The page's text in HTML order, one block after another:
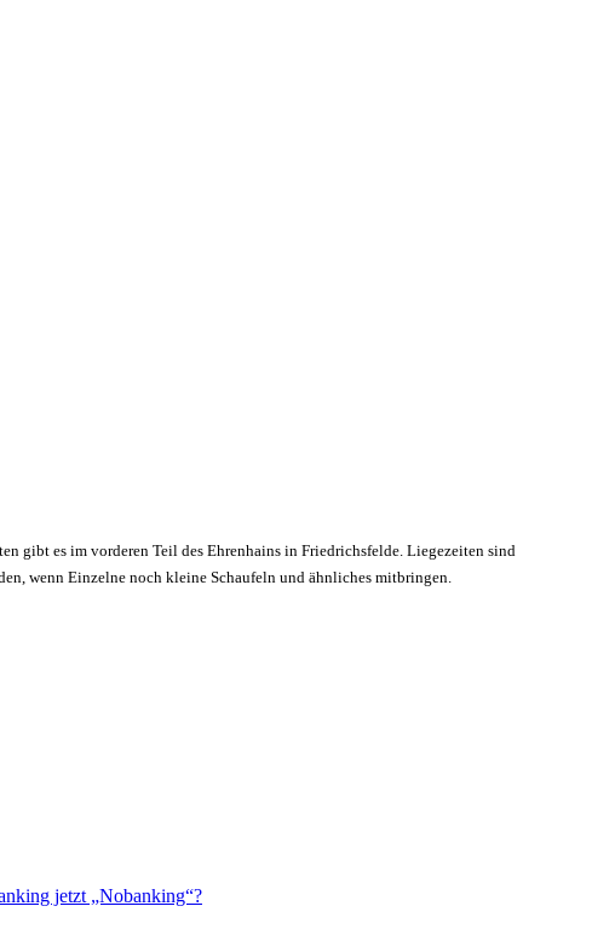
gibt es im vorderen Teil des Ehrenhains in Friedrichsfelde. Liegezeiten sind
wenn Einzelne noch kleine Schaufeln und ähnliches mitbringen.
jetzt „Nobanking“?